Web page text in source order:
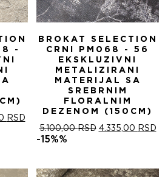
-
RSDТРЕНУТНА
ЦЕНА
BROKAT SELECTION
CRNI PM068 - 56
EKSKLUZIVNI
METALIZIRANI
MATERIJAL SA
SREBRNIM
FLORALNIM
DEZENOM (150CM)
5.100,00RSD ОРИГИНАЛНА
5.100,00 RSD.
4.335,00 RSD
-15%%